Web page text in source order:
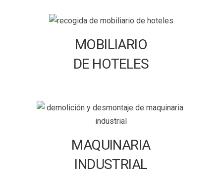
MOBILIARIO
DE HOTELES
MAQUINARIA
INDUSTRIAL